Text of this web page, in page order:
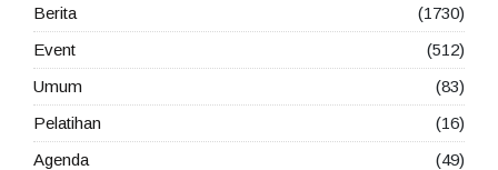
Berita
(1730)
Event
(512)
Umum
(83)
Pelatihan
(16)
Agenda
(49)